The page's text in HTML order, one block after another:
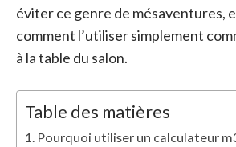
éviter ce genre de mésaventures,
comment l’utiliser simplement
à la table du salon.
Table des matières
Pourquoi utiliser un calculateur